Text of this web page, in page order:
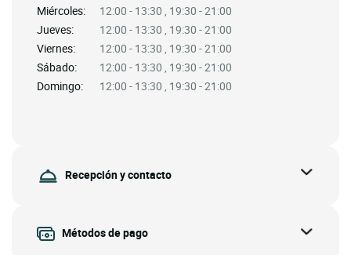
Miércoles:
12:00 - 13:30 , 19:30 - 21:00
Jueves:
12:00 - 13:30 , 19:30 - 21:00
Viernes:
12:00 - 13:30 , 19:30 - 21:00
Sábado:
12:00 - 13:30 , 19:30 - 21:00
Domingo:
12:00 - 13:30 , 19:30 - 21:00
Recepción y contacto
Métodos de pago